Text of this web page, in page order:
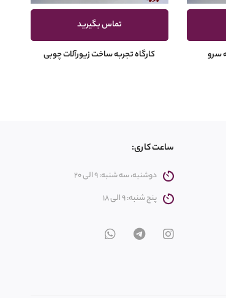
سرو
تماس بگیرید
کارگاه تجربه ساخت زیورآلات چوبی
ساعت کاری:
دوشنبه، سه شنبه: 9 الی 20
پنج شنبه: 9 الی 18